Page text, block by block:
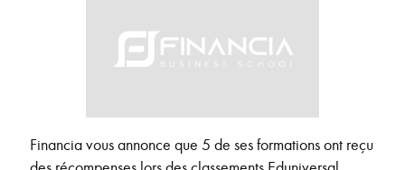
Financia vous annonce que 5 de ses formations ont reçu